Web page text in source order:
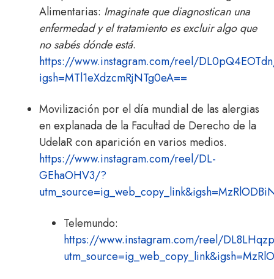
Alimentarias: Imaginate que diagnostican una
enfermedad y el tratamiento es excluir algo que
no sabés dónde está.
https://www.instagram.com/reel/
igsh=MTl1eXdzcmRjNTg0eA==
Movilización por el día mundial de las alergias
en explanada de la Facultad de Derecho de la
UdelaR con aparición en varios medios.
https://www.instagram.com/reel/DL-
GEhaOHV3/?
Telemundo:
https://www.instagram.com/reel/